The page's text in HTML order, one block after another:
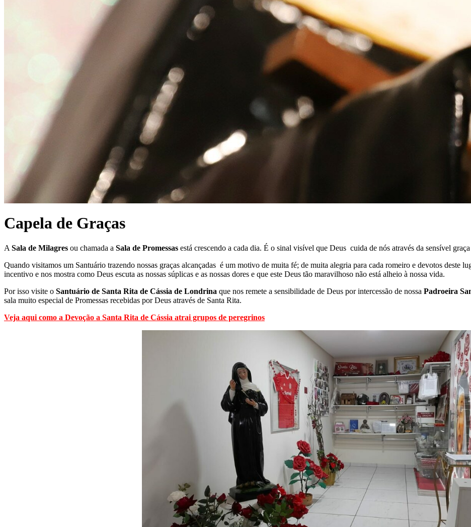
Capela de Graças
A Sala de Milagres ou chamada a Sala de Promessas está crescendo a cada dia. É o sinal visível que Deus cuida de nós através da sensível
Quando visitamos um Santuário trazendo nossas graças alcançadas é um motivo de muita fé; de muita alegria para cada romeiro e devotos deste
incentivo e nos mostra como Deus escuta as nossas súplicas e as nossas dores e que este Deus tão maravilhoso não está alheio à nossa vida.
Por isso visite o Santuário de Santa Rita de Cássia de Londrina que nos remete a sensibilidade de Deus por intercessão de nossa Padroeira
sala muito especial de Promessas recebidas por Deus através de Santa Rita.
Veja aqui como a Devoção a Santa Rita de Cássia atrai grupos de peregrinos